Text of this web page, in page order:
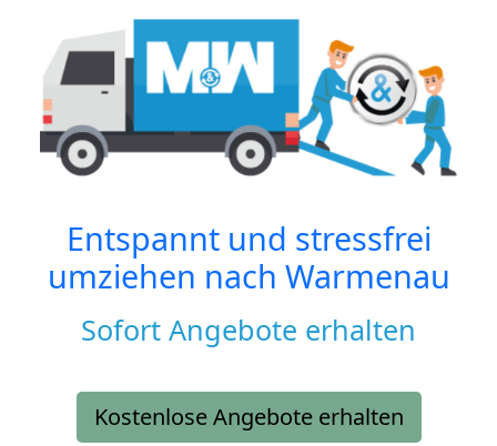
Entspannt und stressfrei
umziehen nach Warmenau
Sofort Angebote erhalten
Kostenlose Angebote erhalten